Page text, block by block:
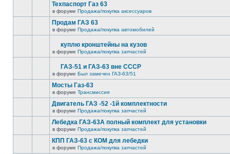
Техпаспорт Газ 63
в форуме Продажа/покупка аксессуаров
Продам ГАЗ 63
в форуме Продажа/покупка автомобилей
куплю кронштейны на кузов
в форуме Продажа/покупка запчастей
ГАЗ-51 и ГАЗ-63 вне СССР
в форуме Был замечен ГАЗ-63/51
Мосты Газ-63
в форуме Трансмиссия
Двигатель ГАЗ -52 -1й комплектности
в форуме Продажа/покупка запчастей
Лебедка ГАЗ-63А полный комплект для установки
в форуме Продажа/покупка запчастей
КПП ГАЗ-63 с КОМ для лебедки
в форуме Продажа/покупка запчастей